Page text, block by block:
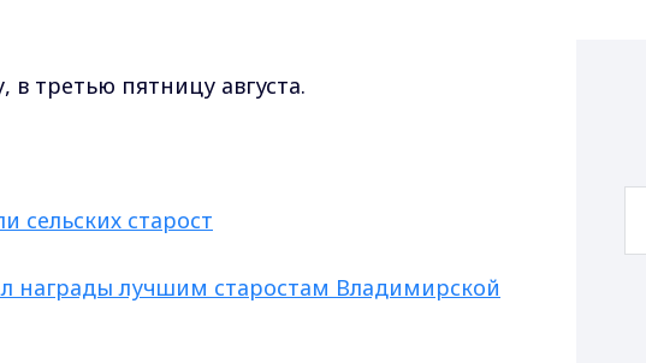
в третью пятницу августа.
сельских старост
награды лучшим старостам Владимирской